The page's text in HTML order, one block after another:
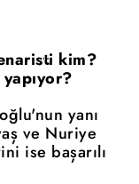
kim?
yanı
ve Nuriye
ise başarılı